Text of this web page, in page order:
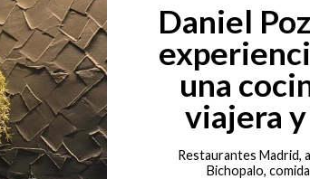
Daniel
una
viajera
Restaurantes Madrid,
Bichopalo,